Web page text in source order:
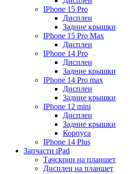
IPhone 15 Pro
Дисплеи
Задние крышки
IPhone 15 Pro Max
Дисплеи
IPhone 14 Pro
Дисплеи
Задние крышки
IPhone 14 Pro max
Дисплеи
Задние крышки
IPhone 12 mini
Дисплеи
Задние крышки
Корпуса
IPhone 14 Plus
Запчасти iPad
Тачскрин на планшет
Дисплеи на планшет